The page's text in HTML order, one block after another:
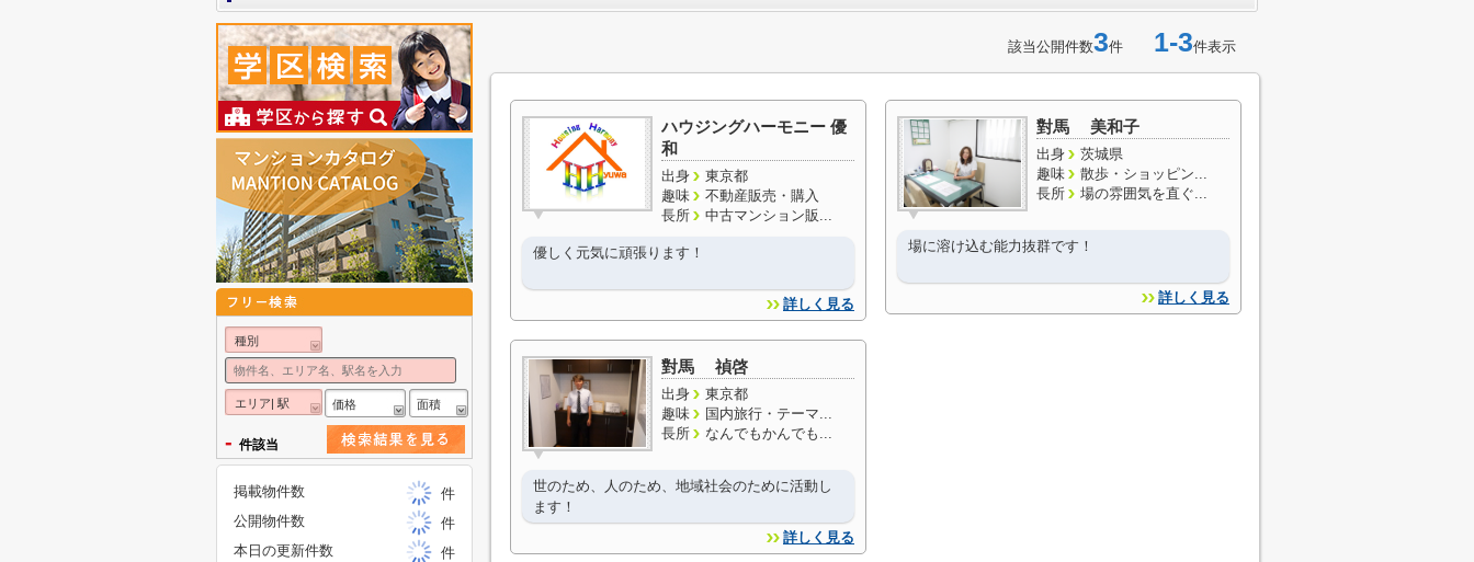
該当公開件数3件 1-3件表示
ハウジングハーモニー 優
和
出身
東京都
趣味
不動産販売・購入
長所
中古マンション販...
優しく元気に頑張ります！
詳しく見る
對馬 美和子
出身
茨城県
趣味
散歩・ショッピン...
長所
場の雰囲気を直ぐ...
場に溶け込む能力抜群です！
詳しく見る
對馬 禎啓
出身
東京都
趣味
国内旅行・テーマ...
長所
なんでもかんでも...
世のため、人のため、地域社会のために活動し
ます！
詳しく見る
種別
エリア| 駅 価格 面積
- 件該当
掲載物件数
件
公開物件数
件
本日の更新件数
件